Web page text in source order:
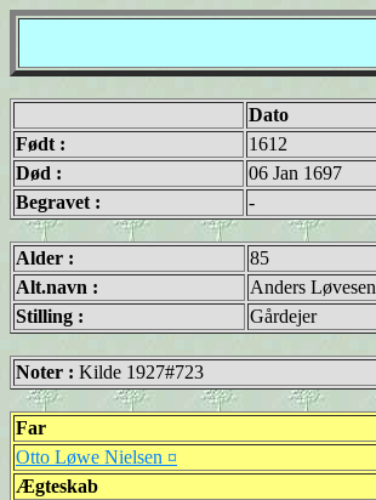
Dato
Født :
1612
Død :
06 Jan 1697
Begravet :
-
Alder :
85
Alt.navn :
Anders Løvesen
Stilling :
Gårdejer
Noter : Kilde 1927#723
Far
Otto Løwe Nielsen ¤
Ægteskab